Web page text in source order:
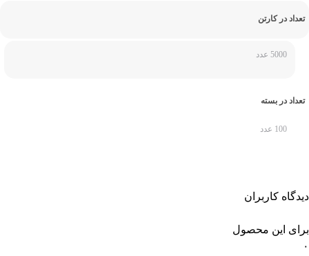
تعداد در کارتن
5000 عدد
تعداد در بسته
100 عدد
دیدگاه کاربران
برای این محصول
۰